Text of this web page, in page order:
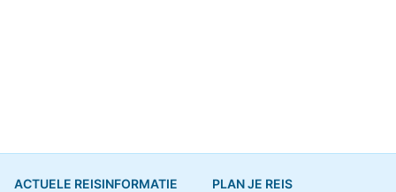
ACTUELE REISINFORMATIE PLAN JE REIS